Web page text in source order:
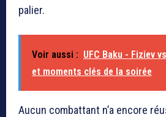
palier.
Voir aussi : UFC Baku - Fiziev
et moments clés de la soirée
Aucun combattant n’a encore